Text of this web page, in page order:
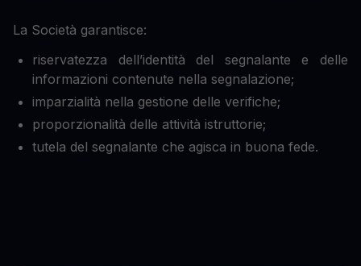
La Società garantisce:
riservatezza dell’identità del segnalante e delle
informazioni contenute nella segnalazione;
imparzialità nella gestione delle verifiche;
proporzionalità delle attività istruttorie;
tutela del segnalante che agisca in buona fede.